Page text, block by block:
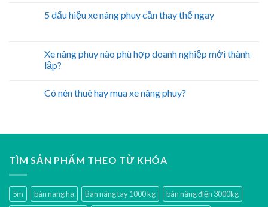
5 dấu hiệu xe nâng phuy cần thay thế ngay
Xe nâng phuy nào phù hợp doanh nghiệp mới thành
lập?
Có nên thuê hay mua xe nâng phuy?
TÌM SẢN PHẨM THEO TỪ KHÓA
5m bàn nang hạ Bàn nâng tay 1000 kg
bàn nâng điện 3000kg